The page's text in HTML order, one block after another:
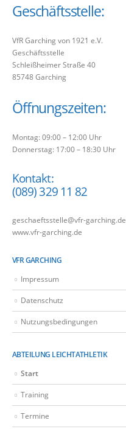
Geschäftsstelle:
VfR Garching von 1921 e.V.
Geschäftsstelle
Schleißheimer Straße 40
85748 Garching
Öffnungszeiten:
Montag: 09:00 – 12:00 Uhr
Donnerstag: 17:00 – 18:30 Uhr
Kontakt:
(089) 329 11 82
geschaeftsstelle@vfr-garching.de
www.vfr-garching.de
VFR GARCHING
Impressum
Datenschutz
Nutzungsbedingungen
ABTEILUNG LEICHTATHLETIK
Start
Training
Termine